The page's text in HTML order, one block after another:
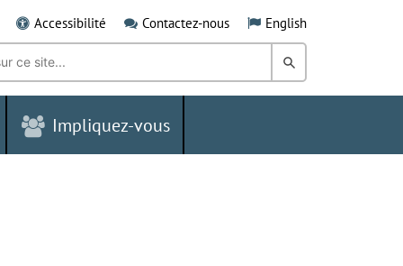
Accessibilité Contactez-nous English
Rechercher
dans
Grand
Impliquez-vous